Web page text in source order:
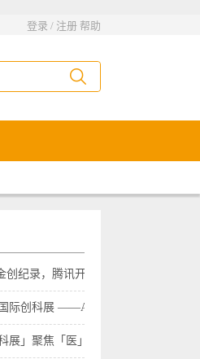
登录 / 注册 帮助
创纪录，腾讯开
际创科展 ——AI
展」聚焦「医」